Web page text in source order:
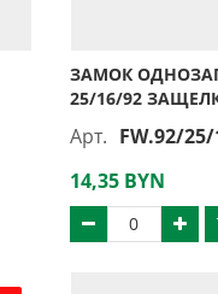
ЗАМОК
25/16/92
Арт. FW.92/25/
14,35 BYN